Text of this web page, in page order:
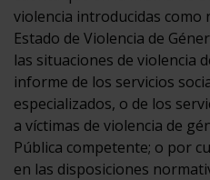
violencia introducidas como
Estado de Violencia de
las situaciones de violencia
informe de los servicios
especializados, o de los
a víctimas de violencia de
Pública competente; o por
en las disposiciones